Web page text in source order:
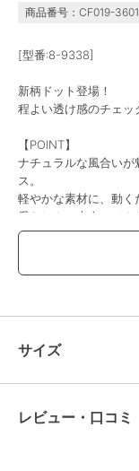
商品番号：CF019-
[型番:8-9338]
新柄ドット登場！
程よい透け感のチェッ
【POINT】
ナチュラルな風合い
ス。
軽やかな素材に、動
愛らしさと大人っぽさ
サイドのウエストリ
バックにはゴムを施し
スカート部分は裏地
す。
ネック周りをすっき
サイズ
レビュー・口コミ